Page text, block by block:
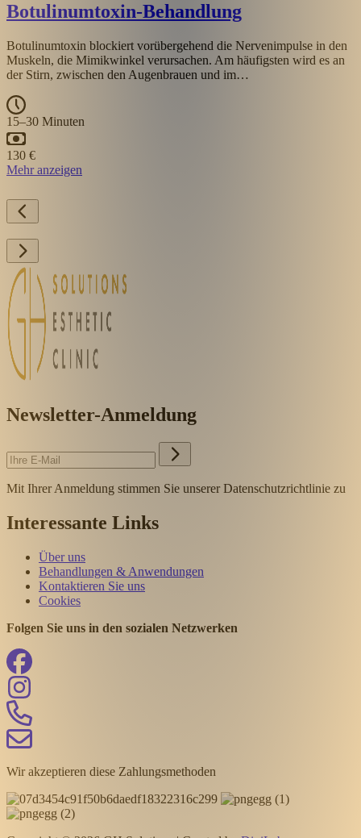
Botulinumtoxin-Behandlung
Botulinumtoxin blockiert vorübergehend die Nervenimpulse in den
Muskeln, die Mimikwinkel verursachen. Am häufigsten wird es an
der Stirn, zwischen den Augenbrauen und im…
15–30 Minuten
130 €
Mehr anzeigen
Newsletter-Anmeldung
Mit Ihrer Anmeldung stimmen Sie unserer Datenschutzrichtlinie zu
Interessante Links
Über uns
Behandlungen & Anwendungen
Kontaktieren Sie uns
Cookies
Folgen Sie uns in den sozialen Netzwerken
Wir akzeptieren diese Zahlungsmethoden